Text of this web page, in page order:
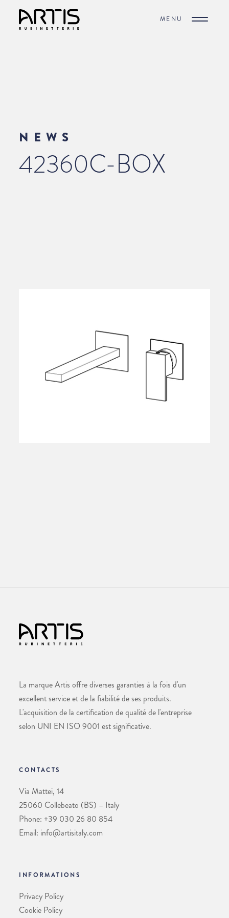
MENU
NEWS
42360C-BOX
La marque Artis offre diverses garanties à la fois d'un
excellent service et de la fiabilité de ses produits.
L'acquisition de la certification de qualité de l'entreprise
selon UNI EN ISO 9001 est significative.
CONTACTS
Via Mattei, 14
25060 Collebeato (BS) – Italy
Phone: +39 030 26 80 854
Email: info@artisitaly.com
INFORMATIONS
Privacy Policy
Cookie Policy